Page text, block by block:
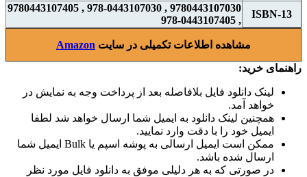
ISBN-13
9780443107030 , 978-0443107030 , 9780443107405
, 978-0443107405
مشاهده اطلاعات تکمیلی در سایت Amazon
راهنمای خرید:
لینک دانلود فایل بلافاصله بعد از پرداخت وجه به نمایش در
خواهد آمد.
همچنین لینک دانلود به ایمیل شما ارسال خواهد شد لطفا
ایمیل خود را با دقت وارد نمایید.
ممکن است ایمیل ارسالی به پوشه اسپم یا Bulk ایمیل شما
ارسال شده باشد.
در صورتی که به هر دلیلی موفق به دانلود فایل مورد نظر